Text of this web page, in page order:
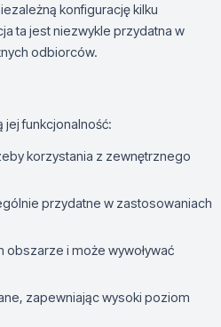
konfigurację kilku
ta jest niezwykle przydatna w
odbiorców.
funkcjonalność:
korzystania z zewnętrznego
przydatne w zastosowaniach
obszarze i może wywoływać
zapewniając wysoki poziom